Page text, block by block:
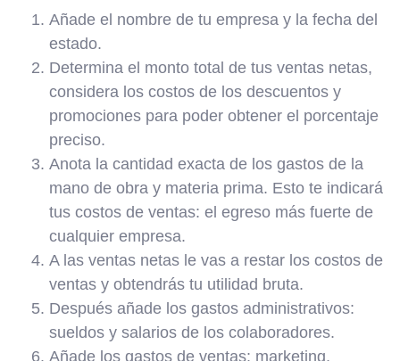
Añade el nombre de tu empresa y la fecha del
estado.
Determina el monto total de tus ventas netas,
considera los costos de los descuentos y
promociones para poder obtener el porcentaje
preciso.
Anota la cantidad exacta de los gastos de la
mano de obra y materia prima. Esto te indicará
tus costos de ventas: el egreso más fuerte de
cualquier empresa.
A las ventas netas le vas a restar los costos de
ventas y obtendrás tu utilidad bruta.
Después añade los gastos administrativos:
sueldos y salarios de los colaboradores.
Añade los gastos de ventas: marketing,